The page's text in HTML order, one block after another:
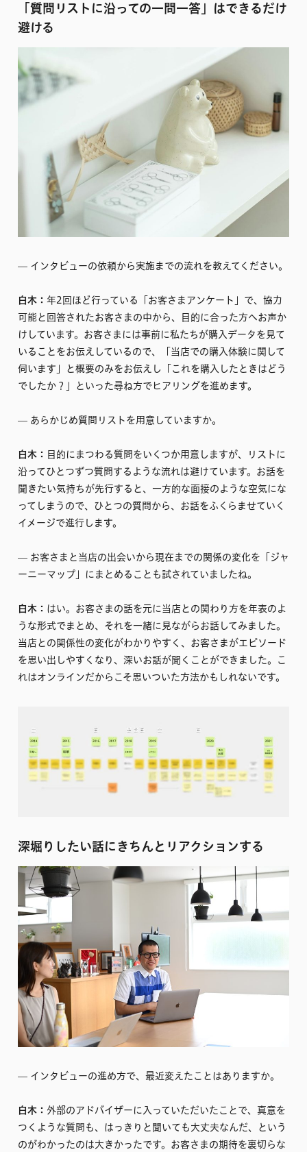
「質問リストに沿っての一問一答」はできるだけ
避ける
–– インタビューの依頼から実施までの流れを教えてください。
白木： 年2回ほど行っている「お客さまアンケート」で、協力
可能と回答されたお客さまの中から、目的に合った方へお声か
けしています。お客さまには事前に私たちが購入データを見て
いることをお伝えしているので、「当店での購入体験に関して
伺います」と概要のみをお伝えし「これを購入したときはどう
でしたか？」といった尋ね方でヒアリングを進めます。
–– あらかじめ質問リストを用意していますか。
白木：
目的にまつわる質問をいくつか用意しますが、リストに
沿ってひとつずつ質問するような流れは避けています。お話を
聞きたい気持ちが先行すると、一方的な面接のような空気にな
ってしまうので、ひとつの質問から、お話をふくらませていく
イメージで進行します。
–– お客さまと当店の出会いから現在までの関係の変化を「ジャ
ーニーマップ」にまとめることも試されていましたね。
白木： はい。お客さまの話を元に当店との関わり方を年表のよ
うな形式でまとめ、それを一緒に見ながらお話してみました。
当店との関係性の変化がわかりやすく、お客さまがエピソード
を思い出しやすくなり、深いお話が聞くことができました。こ
れはオンラインだからこそ思いついた方法かもしれないです。
深堀りしたい話にきちんとリアクションする
–– インタビューの進め方で、最近変えたことはありますか。
白木： 外部のアドバイザーに入っていただいたことで、真意を
つくような質問も、はっきりと聞いても大丈夫なんだ、という
のがわかったのは大きかったです。お客さまの期待を裏切らな